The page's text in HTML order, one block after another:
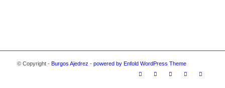
© Copyright - Burgos Ajedrez - powered by Enfold WordPress Theme